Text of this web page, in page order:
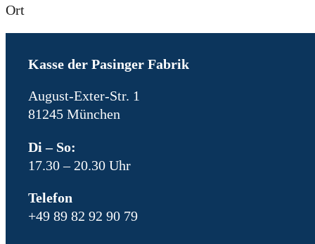
Ort
Kasse der Pasinger Fabrik
August-Exter-Str. 1
81245 München
Di – So:
17.30 – 20.30 Uhr
Telefon
+49 89 82 92 90 79